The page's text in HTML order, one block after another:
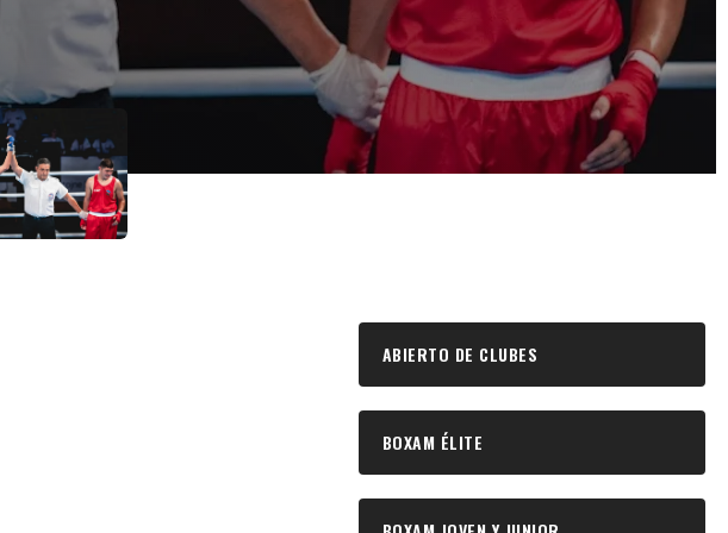
ABIERTO DE CLUBES
BOXAM ÉLITE